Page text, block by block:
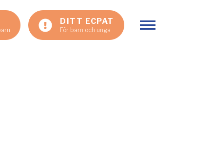
DITT ECPAT
För barn och unga Visa meny